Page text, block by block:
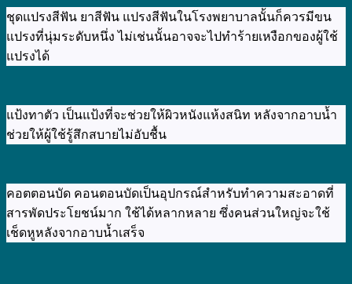
ชุดแปรงสีฟัน ยาสีฟัน แปรงสีฟันในโรงพยาบาลนั้นก็ควรมีขน
แปรงที่นุ่มระดับหนึ่ง ไม่เช่นนั้นอาจจะไปทำร้ายเหงือกของผู้ใช้
แปรงได้
แป้งทาตัว เป็นแป้งที่จะช่วยให้ผิวหนังแห้งสนิท หลังจากอาบน้ำ
ช่วยให้ผู้ใช้รู้สึกสบายไม่อับชื้น
คอตตอนบัด คอนตอนบัดเป็นอุปกรณ์สำหรับทำความสะอาดที่
สารพัดประโยชน์มาก ใช้ได้หลากหลาย ซึ่งคนส่วนใหญ่จะใช้
เช็ดหูหลังจากอาบน้ำเสร็จ